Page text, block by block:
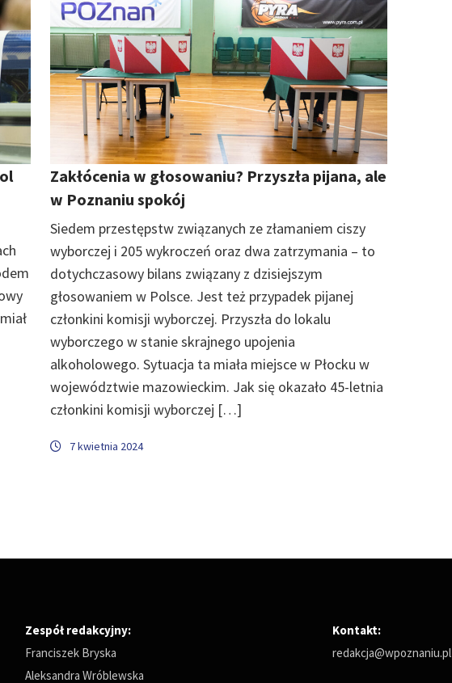
Zakłócenia w głosowaniu? Przyszła pijana, ale
w Poznaniu spokój
Siedem przestępstw związanych ze złamaniem ciszy
wyborczej i 205 wykroczeń oraz dwa zatrzymania – to
dotychczasowy bilans związany z dzisiejszym
głosowaniem w Polsce. Jest też przypadek pijanej
członkini komisji wyborczej. Przyszła do lokalu
wyborczego w stanie skrajnego upojenia
alkoholowego. Sytuacja ta miała miejsce w Płocku w
województwie mazowieckim. Jak się okazało 45-letnia
członkini komisji wyborczej […]
7 kwietnia 2024
Zespół redakcyjny:
Franciszek Bryska
Aleksandra Wróblewska
Kontakt:
redakcja@wpoznaniu.pl